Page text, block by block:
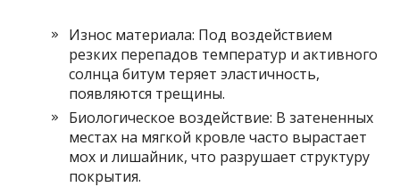
Износ материала: Под воздействием
резких перепадов температур и активного
солнца битум теряет эластичность,
появляются трещины.
Биологическое воздействие: В затененных
местах на мягкой кровле часто вырастает
мох и лишайник, что разрушает структуру
покрытия.